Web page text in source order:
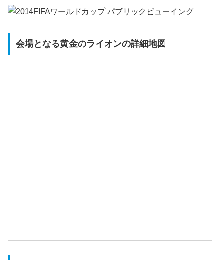
会場となる黄金のライオンの詳細地図